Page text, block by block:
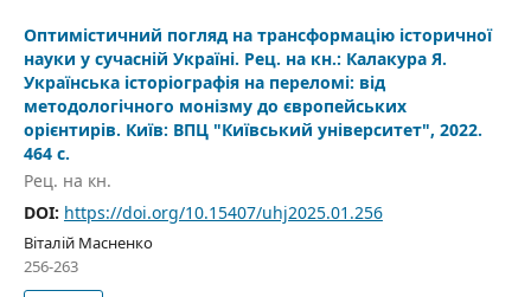
Оптимістичний погляд на трансформацію історичної
науки у сучасній Україні. Рец. на кн.: Калакура Я.
Українська історіографія на переломі: від
методологічного монізму до європейських
орієнтирів. Київ: ВПЦ "Київський університет", 2022.
464 с.
Рец. на кн.
DOI: https://doi.org/10.15407/uhj2025.01.256
Віталій Масненко
256-263